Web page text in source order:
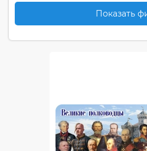
Показать